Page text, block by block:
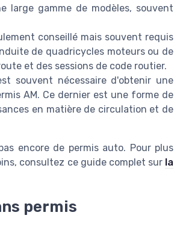
large gamme de modèles, souvent
conseillé mais souvent requis
de quadricycles moteurs ou de
et des sessions de code routier.
souvent nécessaire d'obtenir une
AM. Ce dernier est une forme de
en matière de circulation et de
encore de permis auto. Pour plus
consultez ce guide complet sur la
permis